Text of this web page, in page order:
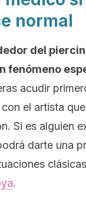
normal
del
fenómeno
acudir
el artista
Si es alguien
darte una
.